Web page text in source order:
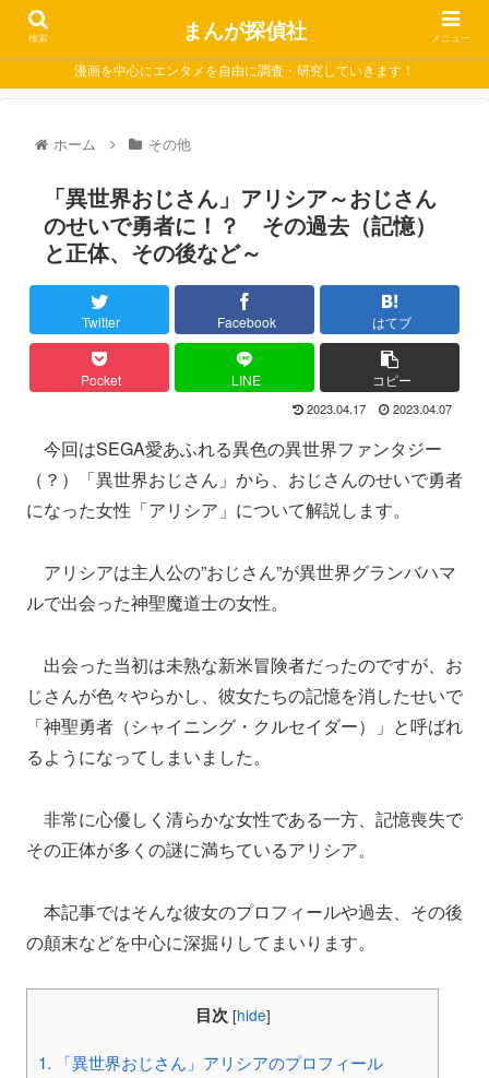
漫画を中心にエンタメを自由に調査・研究していきます！
ホーム その他
「異世界おじさん」アリシア～おじさん
のせいで勇者に！？ その過去（記憶）
と正体、その後など～
Twitter Facebook はてブ
Pocket LINE コピー
2023.04.17 2023.04.07
今回はSEGA愛あふれる異色の異世界ファンタジー
（？）「異世界おじさん」から、おじさんのせいで勇者
になった女性「アリシア」について解説します。
アリシアは主人公の”おじさん”が異世界グランバハマ
ルで出会った神聖魔道士の女性。
出会った当初は未熟な新米冒険者だったのですが、お
じさんが色々やらかし、彼女たちの記憶を消したせいで
「神聖勇者（シャイニング・クルセイダー）」と呼ばれ
るようになってしまいました。
非常に心優しく清らかな女性である一方、記憶喪失で
その正体が多くの謎に満ちているアリシア。
本記事ではそんな彼女のプロフィールや過去、その後
の顛末などを中心に深掘りしてまいります。
目次 [hide]
1. 「異世界おじさん」アリシアのプロフィール
検索 まんが探偵社 メニュー